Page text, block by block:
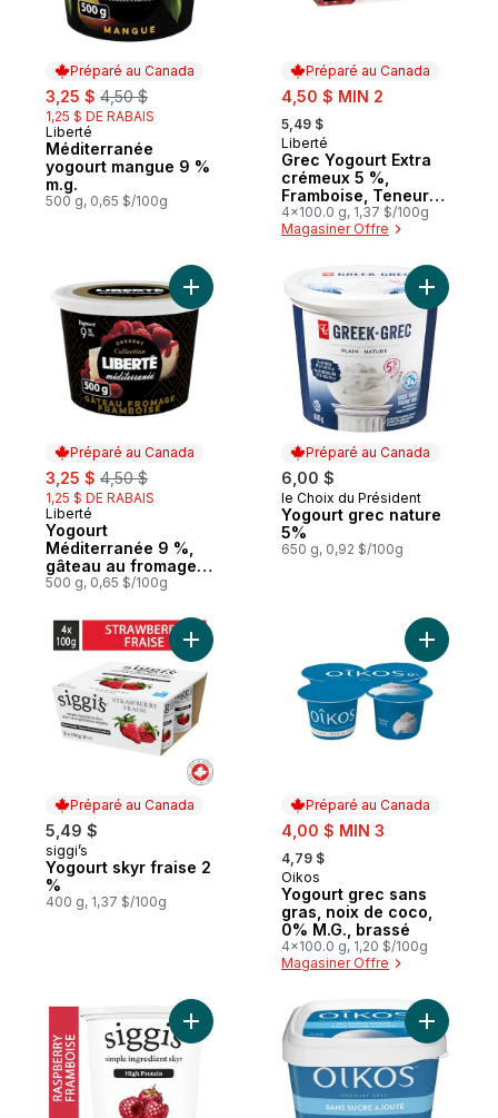
Préparé au Canada
sale:
3,25 $ , formerly:
4,50 $
1,25 $ DE RABAIS
Préparé au Canada
Liberté
Méditerranée
yogourt mangue 9 %
m.g.
500 g, 0,65 $/100g
Préparé au Canada
sale:
4,50 $ MIN 2
, formerly:
5,49 $
Préparé au Canada
Liberté
Grec Yogourt Extra
crémeux 5 %,
Framboise, Teneur
élevée en protéines
4x100.0 g, 1,37 $/100g
Magasiner Offre
Préparé au Canada
sale:
3,25 $ , formerly:
4,50 $
1,25 $ DE RABAIS
Préparé au Canada
Liberté
Yogourt
Méditerranée 9 %,
gâteau au fromage
aux framboises
500 g, 0,65 $/100g
Ajouter Yogourt Méditerranée 9 %,
Préparé au Canada
6,00 $
Préparé au Canada
le Choix du Président
Yogourt grec nature
5%
650 g, 0,92 $/100g
Ajouter
Préparé au Canada
5,49 $
Préparé au Canada
siggi’s
Yogourt skyr fraise 2
%
400 g, 1,37 $/100g
Ajouter Yogourt skyr fraise 2 % au panier
Préparé au Canada
sale:
4,00 $ MIN 3
, formerly:
4,79 $
Préparé au Canada
Oikos
Yogourt grec sans
gras, noix de coco,
0% M.G., brassé
4x100.0 g, 1,20 $/100g
Magasiner Offre
Ajouter
Ajouter Yogourt skyr framboise 2 % au
Ajouter